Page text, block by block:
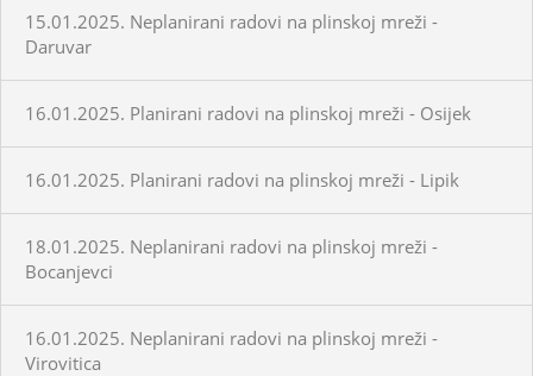
15.01.2025. Neplanirani radovi na plinskoj mreži -
Daruvar
16.01.2025. Planirani radovi na plinskoj mreži - Osijek
16.01.2025. Planirani radovi na plinskoj mreži - Lipik
18.01.2025. Neplanirani radovi na plinskoj mreži -
Bocanjevci
16.01.2025. Neplanirani radovi na plinskoj mreži -
Virovitica